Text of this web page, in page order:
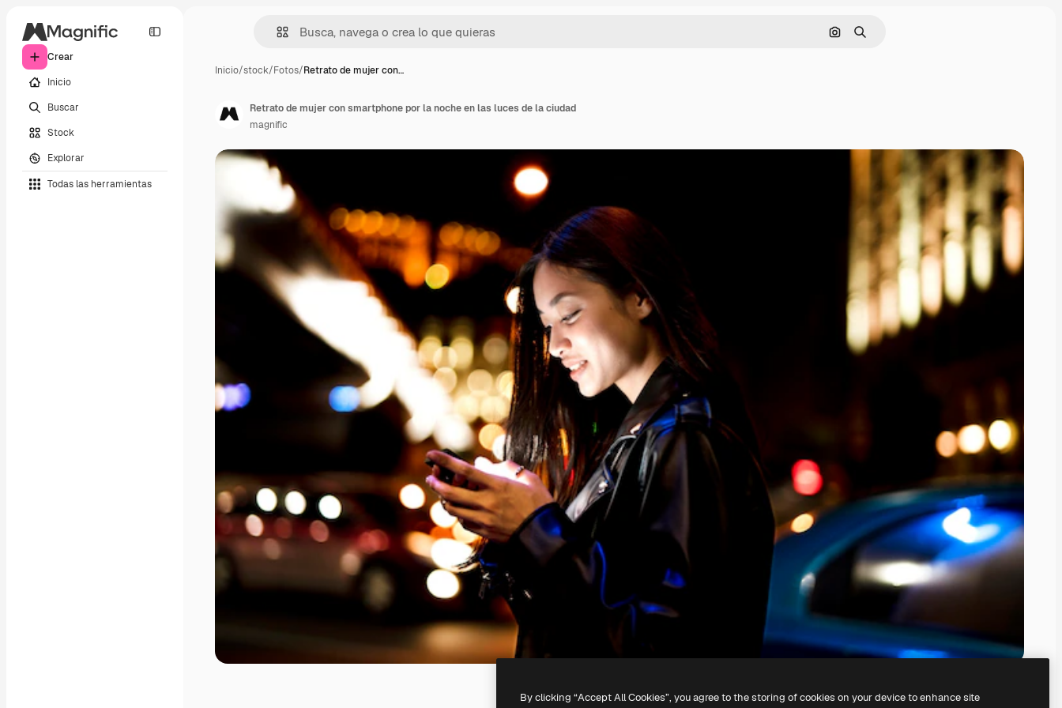
Crear
Inicio
Buscar
Stock
Explorar
Todas las herramientas
Buscar por imagen
Buscar
Inicio/stock/Fotos/Retrato de mujer con…
Retrato de mujer con smartphone por la noche en las luces de la ciudad
magnific
By clicking “Accept All Cookies”, you agree to the storing of cookies on your device to enhance site